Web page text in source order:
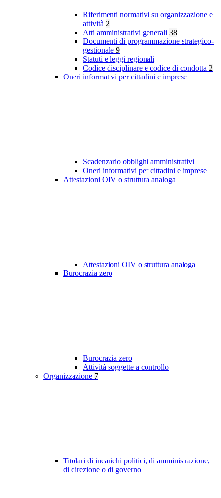
Riferimenti normativi su organizzazione e
attività 2
Atti amministrativi generali 38
Documenti di programmazione strategico-
gestionale 9
Statuti e leggi regionali
Codice disciplinare e codice di condotta 2
Oneri informativi per cittadini e imprese
Scadenzario obblighi amministrativi
Oneri informativi per cittadini e imprese
Attestazioni OIV o struttura analoga
Attestazioni OIV o struttura analoga
Burocrazia zero
Burocrazia zero
Attività soggette a controllo
Organizzazione 7
Titolari di incarichi politici, di amministrazione,
di direzione o di governo